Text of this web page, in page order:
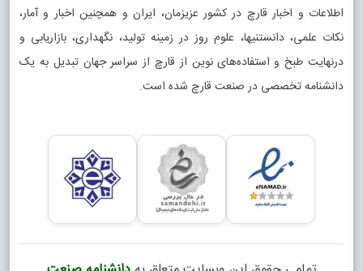
اطلاعات و اخبار قارچ در کشور عزیزمان، ایران و همچنین اخبار و آمار،
نکات علمی، دانستنیها، علوم روز در زمینه تولید، نگهداری، بازاریابی و
درنهایت طبخ و استفاده‌های نوین از قارچ از سراسر جهان تبدیل به یک
دانشنامه تخصصی در صنعت قارچ شده است.